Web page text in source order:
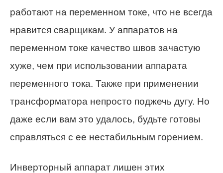
работают на переменном токе, что не всегда
нравится сварщикам. У аппаратов на
переменном токе качество швов зачастую
хуже, чем при использовании аппарата
переменного тока. Также при применении
трансформатора непросто поджечь дугу. Но
даже если вам это удалось, будьте готовы
справляться с ее нестабильным горением.
Инверторный аппарат лишен этих